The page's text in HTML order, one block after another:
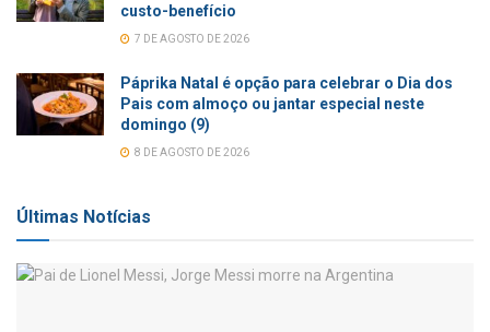
custo-benefício
7 DE AGOSTO DE 2026
Páprika Natal é opção para celebrar o Dia dos
Pais com almoço ou jantar especial neste
domingo (9)
8 DE AGOSTO DE 2026
Últimas Notícias